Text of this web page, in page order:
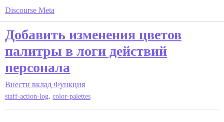
Discourse Meta
Добавить изменения цветов
палитры в логи действий
персонала
Внести вклад Функция
staff-action-log, color-palettes